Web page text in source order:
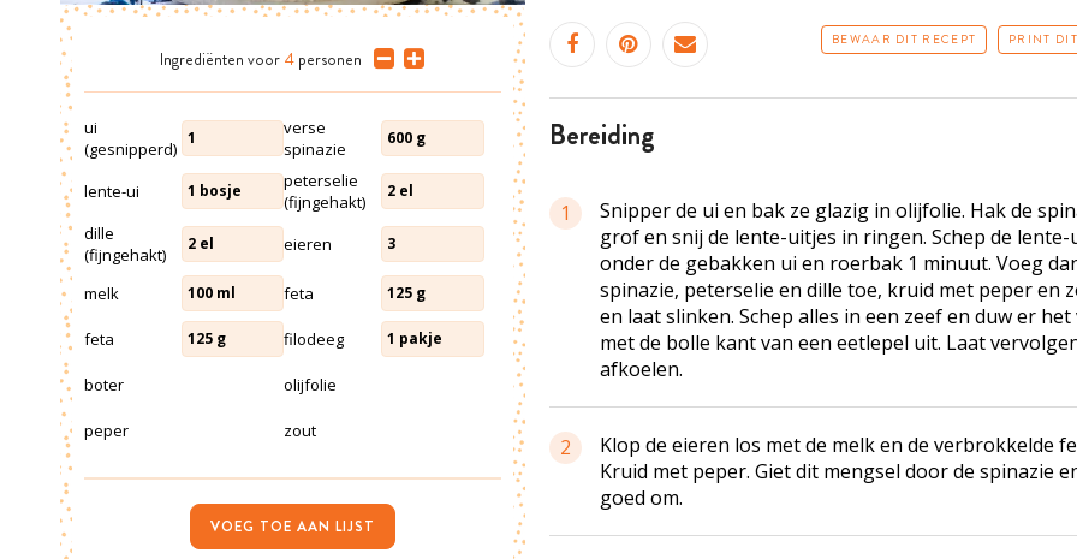
BEWAAR DIT RECEPT PRINT
bereiding
1
Snipper de ui en bak ze glazig in olijfolie. Hak de
grof en snij de lente-uitjes in ringen. Schep de lente-
onder de gebakken ui en roerbak 1 minuut. Voeg
spinazie, peterselie en dille toe, kruid met peper en
en laat slinken. Schep alles in een zeef en duw er het
met de bolle kant van een eetlepel uit. Laat
afkoelen.
2
Klop de eieren los met de melk en de verbrokkelde
Kruid met peper. Giet dit mengsel door de spinazie
goed om.
Ingrediënten voor 4 personen
ui
(gesnipperd) 1
verse
spinazie
600 g
lente-ui 1 bosje
peterselie
(fijngehakt)
2 el
dille
(fijngehakt)
2 el eieren 3
melk 100 ml feta 125 g
feta 125 g filodeeg 1 pakje
boter olijfolie
peper zout
VOEG TOE AAN LIJST